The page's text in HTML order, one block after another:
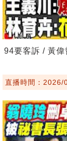
94要客訴 / 黃偉
直播時間：